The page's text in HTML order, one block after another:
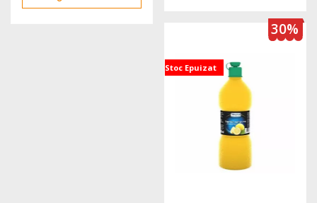
30%
Stoc Epuizat